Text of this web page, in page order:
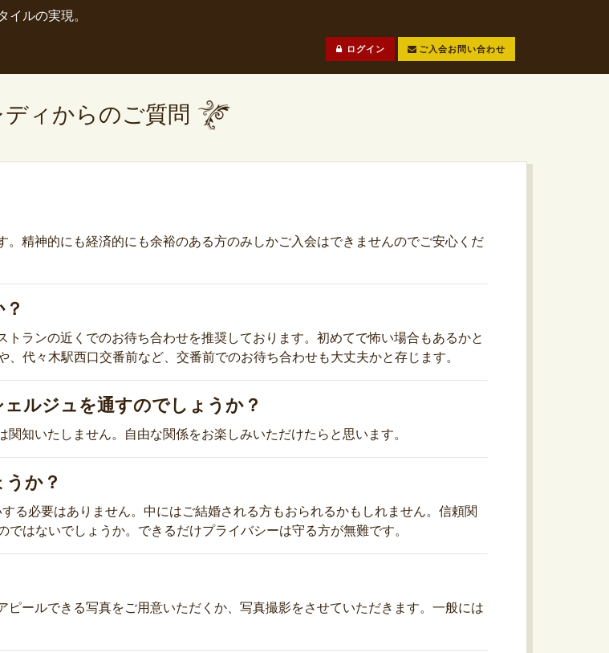
イルの実現。
ログイン ご入会お問い合わせ
ディからのご質問
精神的にも経済的にも余裕のある方のみしかご入会はできませんのでご安心くだ
ランの近くでのお待ち合わせを推奨しております。初めてで怖い場合もあるかと
代々木駅西口交番前など、交番前でのお待ち合わせも大丈夫かと存じます。
ルジュを通すのでしょうか？
知いたしません。自由な関係をお楽しみいただけたらと思います。
か？
る必要はありません。中にはご結婚される方もおられるかもしれません。信頼関
はないでしょうか。できるだけプライバシーは守る方が無難です。
ールできる写真をご用意いただくか、写真撮影をさせていただきます。一般には